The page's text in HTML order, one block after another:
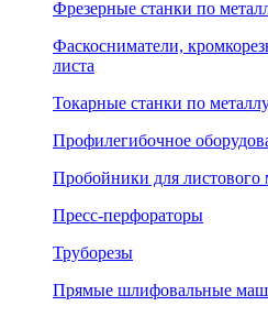
Фрезерные станки по
Фаскосниматели,
листа
Токарные станки по
Профилегибочное
Пробойники для листового
Пресс-перфораторы
Труборезы
Прямые шлифовальные